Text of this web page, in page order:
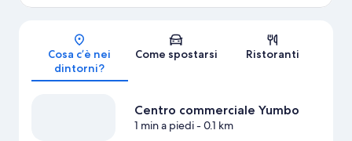
Cosa c’è nei
dintorni?
Come spostarsi Ristoranti
Centro commerciale Yumbo
1 min a piedi- 0.1 km